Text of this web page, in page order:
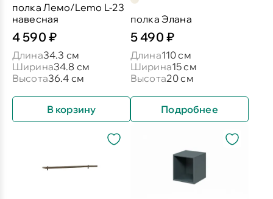
полка Лемо/Lemo L-23
навесная
4 590 ₽
Длина34.3 см
Ширина34.8 см
Высота36.4 см
В корзину
полка Элана
5 490 ₽
Длина110 см
Ширина15 см
Высота20 см
Подробнее